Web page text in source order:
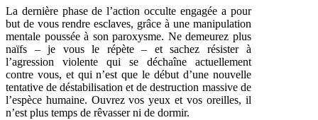
La dernière phase de l’action occulte engagée a pour
but de vous rendre esclaves, grâce à une manipulation
mentale poussée à son paroxysme. Ne demeurez plus
naïfs – je vous le répète – et sachez résister à
l’agression violente qui se déchaîne actuellement
contre vous, et qui n’est que le début d’une nouvelle
tentative de déstabilisation et de destruction massive de
l’espèce humaine. Ouvrez vos yeux et vos oreilles, il
n’est plus temps de rêvasser ni de dormir.